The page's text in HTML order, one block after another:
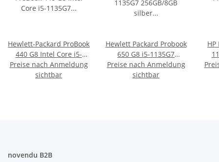
Hewlett-Packard ProBook
440 G8 Intel Core i5-
1135G7 256GB/8GB
Win11 Pro
Preise nach Anmeldung
sichtbar
Hewlett Packard Probook
650 G8 i5-1135G7
256GB/8GB silber Iris Xe
Graphics Win11 Pro
Preise nach Anmeldung
sichtbar
HP
novendu B2B